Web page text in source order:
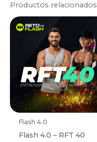
Productos relacionados
Flash 4.0
Flash 4.0 – RFT 40